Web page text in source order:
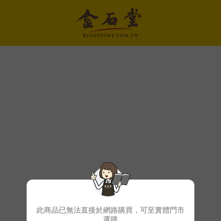
此商品已無法直接於網路購買，可至實體門市
選購